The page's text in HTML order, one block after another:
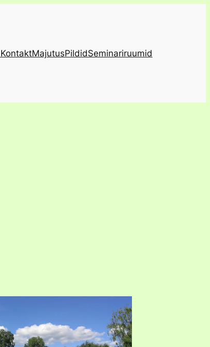
KontaktMajutusPildidSeminariruumid